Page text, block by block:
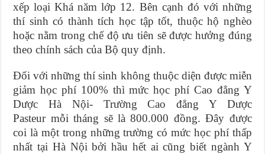
xếp loại Khá năm lớp 12. Bên cạnh đó với những
thí sinh có thành tích học tập tốt, thuộc hộ nghèo
hoặc nằm trong chế độ ưu tiên sẽ được hưởng đúng
theo chính sách của Bộ quy định.
Đối với những thí sinh không thuộc diện được miễn
giảm học phí 100% thì mức học phí Cao đẳng Y
Dược Hà Nội- Trường Cao đẳng Y Dược
Pasteur mỗi tháng sẽ là 800.000 đồng. Đây được
coi là một trong những trường có mức học phí thấp
nhất tại Hà Nội bởi hầu hết ai cũng biết ngành Y